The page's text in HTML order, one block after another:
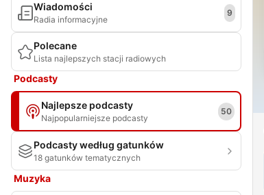
Wiadomości
Radia informacyjne
9
Polecane
Lista najlepszych stacji radiowych
Podcasty
Najlepsze podcasty
Najpopularniejsze podcasty
50
Podcasty według gatunków
18 gatunków tematycznych
Muzyka